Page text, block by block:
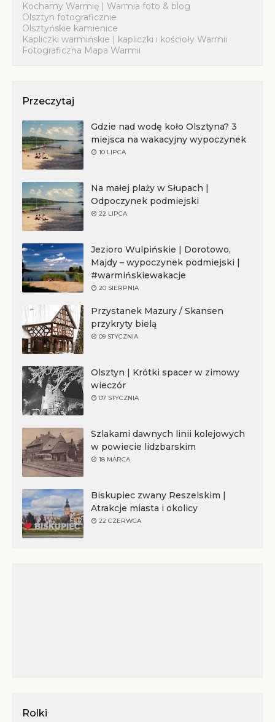
Kochamy Warmię | Warmia foto & blog
Olsztyn fotograficznie
Olsztyńskie kamienice
Kapliczki warmińskie | kapliczki i kościoły Warmii
Fotograficzna Mapa Warmii
Przeczytaj
Gdzie nad wodę koło Olsztyna? 3
miejsca na wakacyjny wypoczynek
10 LIPCA
Na małej plaży w Słupach |
Odpoczynek podmiejski
22 LIPCA
Jezioro Wulpińskie | Dorotowo,
Majdy – wypoczynek podmiejski |
#warmińskiewakacje
20 SIERPNIA
Przystanek Mazury / Skansen
przykryty bielą
09 STYCZNIA
Olsztyn | Krótki spacer w zimowy
wieczór
07 STYCZNIA
Szlakami dawnych linii kolejowych
w powiecie lidzbarskim
18 MARCA
Biskupiec zwany Reszelskim |
Atrakcje miasta i okolicy
22 CZERWCA
Rolki